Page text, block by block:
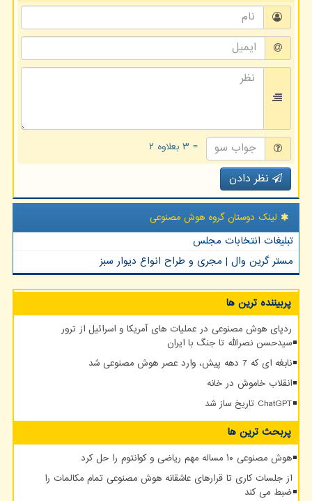
= ۳ بعلاوه ۲
نظر دادن
لینک دوستان گروه هوش مصنوعی
تبلیغات انتخابات مجلس
مستر گرین وال | مجری و طراح انواع دیوار سبز
پربیننده ترین ها
ردپای هوش مصنوعی در عملیات های آمریکا و اسرائیل از ترور
سیدحسن نصرالله تا جنگ با ایران
نابغه ای که 7 دهه پیش، وارد عصر هوش مصنوعی شد
انقلاب خاموش در خانه
ChatGPT تاریخ ساز شد
پربحث ترین ها
هوش مصنوعی ۱۰ مساله مهم ریاضی و کوانتوم را حل کرد
از جلسات کاری تا قرارهای عاشقانه هوش مصنوعی تمام مکالمات را
ضبط می کند